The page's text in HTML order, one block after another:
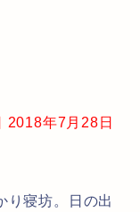
年7月28日
り寝坊。日の出